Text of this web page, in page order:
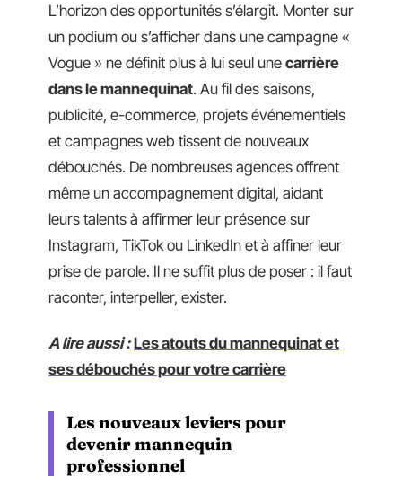
L’horizon des opportunités s’élargit. Monter sur
un podium ou s’afficher dans une campagne «
Vogue » ne définit plus à lui seul une carrière
dans le mannequinat. Au fil des saisons,
publicité, e-commerce, projets événementiels
et campagnes web tissent de nouveaux
débouchés. De nombreuses agences offrent
même un accompagnement digital, aidant
leurs talents à affirmer leur présence sur
Instagram, TikTok ou LinkedIn et à affiner leur
prise de parole. Il ne suffit plus de poser : il faut
raconter, interpeller, exister.
A lire aussi : Les atouts du mannequinat et
ses débouchés pour votre carrière
Les nouveaux leviers pour
devenir mannequin
professionnel